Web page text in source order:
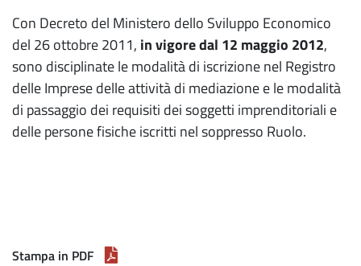
Con Decreto del Ministero dello Sviluppo Economico
del 26 ottobre 2011, in vigore dal 12 maggio 2012,
sono disciplinate le modalità di iscrizione nel Registro
delle Imprese delle attività di mediazione e le modalità
di passaggio dei requisiti dei soggetti imprenditoriali e
delle persone fisiche iscritti nel soppresso Ruolo.
Stampa in PDF